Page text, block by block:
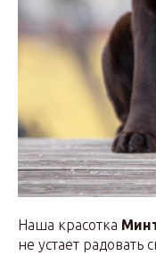
Наша красотка
не устает радовать